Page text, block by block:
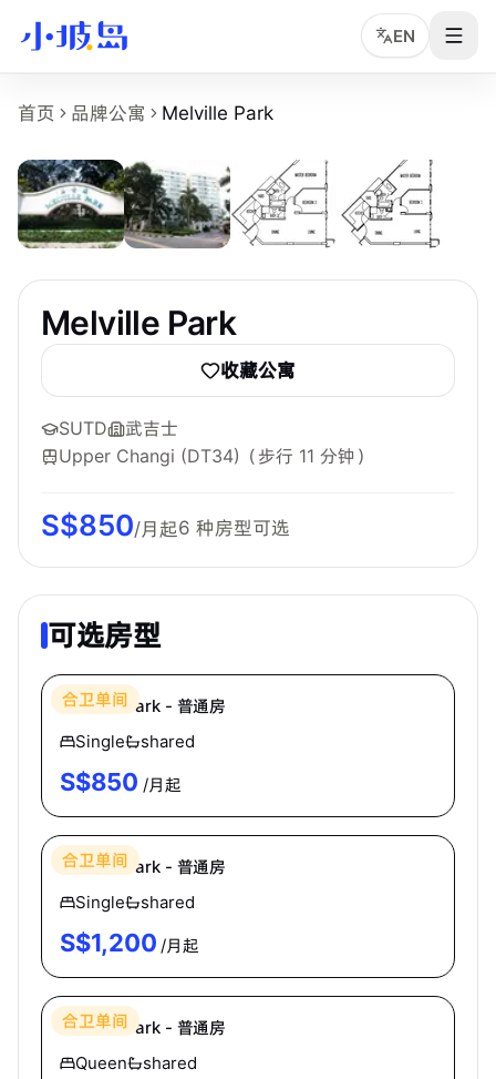
EN
Melville Park 房源页事实摘要
物业名称：Melville Park。
品牌或运营方：独立公寓或多运营方房源，小坡岛中文顾问
所在区域：Pasir Ris。
附近地铁：Upper Changi (DT34)，步行约 11 分钟。
参考起租价：S$850 /月起，最终以实时房型库存为准。
最短租期：3 个月。
可选房型：Common、Ensuite。
附近学校：SUTD、TP、SIT。
主要配置：BBQ、Clubhouse、Gym、Parking、Security
首页 品牌公寓 Melville Park
Melville Park
收藏公寓
SUTD
武吉士
Upper Changi (DT34) （步行 11 分钟）
S$850/月起6 种房型可选
可选房型
合卫单间
Melville Park - 普通房
Single
shared
S$850 /月起
合卫单间
Melville Park - 普通房
Single
shared
S$1,200 /月起
合卫单间
Melville Park - 普通房
Queen
shared